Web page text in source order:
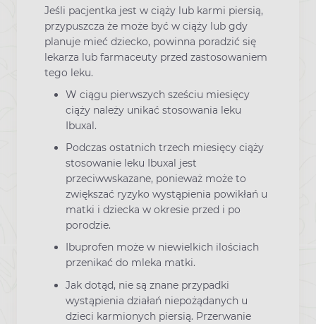
Jeśli pacjentka jest w ciąży lub karmi piersią,
przypuszcza że może być w ciąży lub gdy
planuje mieć dziecko, powinna poradzić się
lekarza lub farmaceuty przed zastosowaniem
tego leku.
W ciągu pierwszych sześciu miesięcy
ciąży należy unikać stosowania leku
Ibuxal.
Podczas ostatnich trzech miesięcy ciąży
stosowanie leku Ibuxal jest
przeciwwskazane, ponieważ może to
zwiększać ryzyko wystąpienia powikłań u
matki i dziecka w okresie przed i po
porodzie.
Ibuprofen może w niewielkich ilościach
przenikać do mleka matki.
Jak dotąd, nie są znane przypadki
wystąpienia działań niepożądanych u
dzieci karmionych piersią. Przerwanie